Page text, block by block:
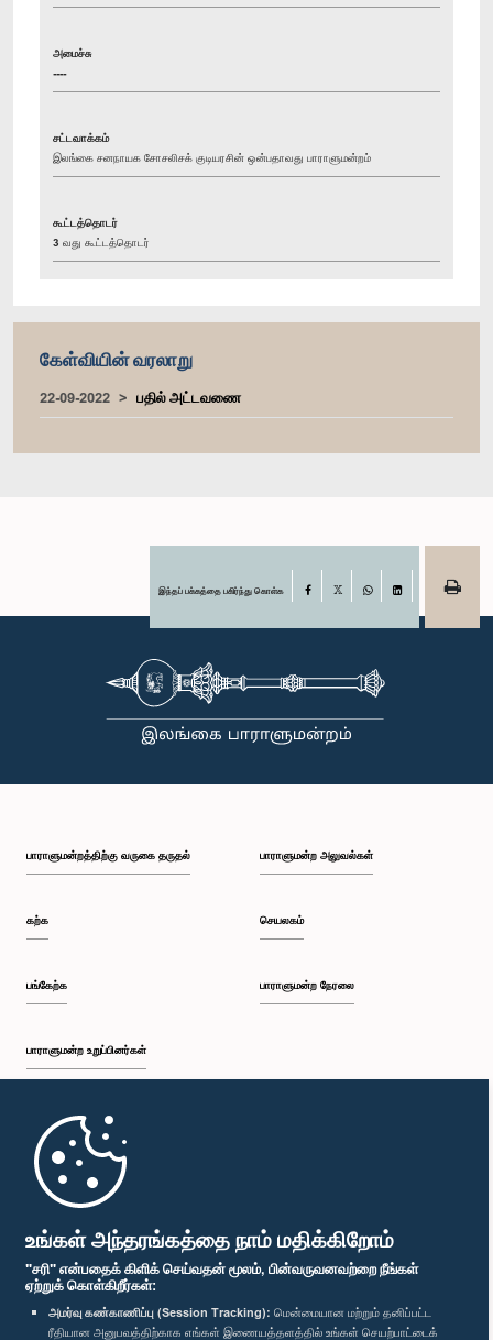
உங்கள் அந்தரங்கத்தை நாம் மதிக்கிறோம்
"சரி" என்பதைக் கிளிக் செய்வதன் மூலம், பின்வருவனவற்றை நீங்கள்
ஏற்றுக் கொள்கிறீர்கள்:
அமர்வு கண்காணிப்பு (Session Tracking): மென்மையான மற்றும் தனிப்பட்ட
ரீதியான அனுபவத்திற்காக எங்கள் இணையத்தளத்தில் உங்கள் செயற்பாட்டைக்
அமைச்சு
----
சட்டவாக்கம்
இலங்கை சனநாயக சோசலிசக் குடியரசின் ஒன்பதாவது பாராளுமன்றம்
கூட்டத்தொடர்
3 வது கூட்டத்தொடர்
கேள்வியின் வரலாறு
22-09-2022 பதில் அட்டவணை
இந்தப் பக்கத்தை பகிர்ந்து கொள்க Facebook
பாராளுமன்றத்திற்கு வருகை தருதல்
கற்க
பங்கேற்க
பாராளுமன்ற உறுப்பினர்கள்
முதற்பக்கம்
பாராளுமன்ற அலுவல்கள்
செயலகம்
பாராளுமன்ற நேரலை
பாராளுமன்ற கையடக்க செயலி
எம்மை பின்தொடர்க :